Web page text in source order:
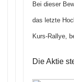
Bei dieser
das letzte
Kurs-Rallye,
Die Aktie